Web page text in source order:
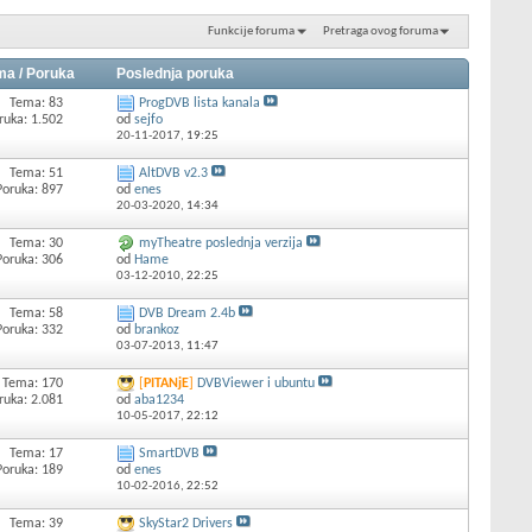
Funkcije foruma Pretraga ovog foruma
/ Poruka Poslednja poruka
Tema: 83
1.502
ProgDVB lista kanala
od sejfo
20-11-2017, 19:25
Tema: 51
897
AltDVB v2.3
od enes
20-03-2020, 14:34
Tema: 30
306
myTheatre poslednja verzija
od Hame
03-12-2010, 22:25
Tema: 58
332
DVB Dream 2.4b
od brankoz
03-07-2013, 11:47
Tema: 170
2.081
PITANjE]
DVBViewer i ubuntu
od aba1234
10-05-2017, 22:12
Tema: 17
189
SmartDVB
od enes
10-02-2016, 22:52
Tema: 39
SkyStar2 Drivers